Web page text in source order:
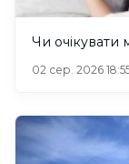
Чи очікувати
02 сер. 2026